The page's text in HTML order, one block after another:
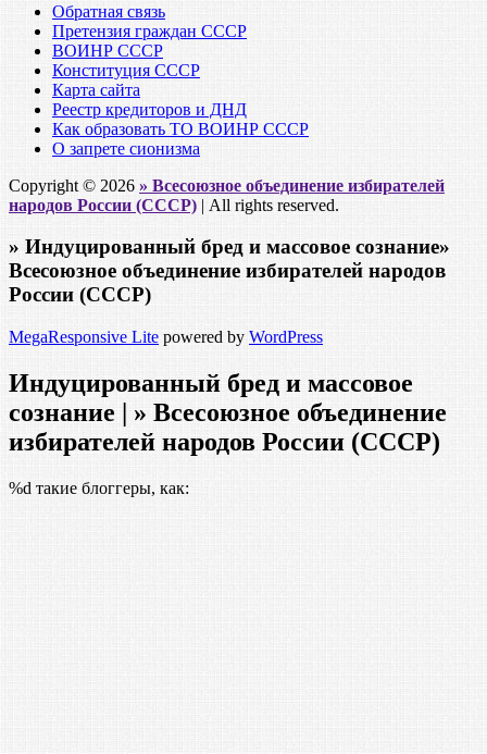
Обратная связь
Претензия граждан СССР
ВОИНР СССР
Конституция СССР
Карта сайта
Реестр кредиторов и ДНД
Как образовать ТО ВОИНР СССР
О запрете сионизма
Copyright © 2026 » Всесоюзное объединение избирателей
народов России (СССР) | All rights reserved.
» Индуцированный бред и массовое сознание»
Всесоюзное объединение избирателей народов
России (СССР)
MegaResponsive Lite powered by WordPress
Индуцированный бред и массовое
сознание | » Всесоюзное объединение
избирателей народов России (СССР)
%d такие блоггеры, как: